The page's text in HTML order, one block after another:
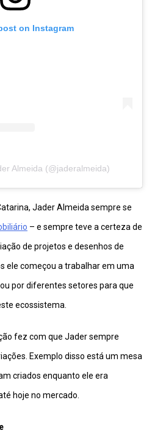
on Instagram
Almeida (@jaderalmeida)
Jader Almeida sempre se
– e sempre teve a certeza de
de projetos e desenhos de
ele começou a trabalhar em uma
por diferentes setores para que
ecossistema.
fez com que Jader sempre
Exemplo disso está um mesa
criados enquanto ele era
hoje no mercado.